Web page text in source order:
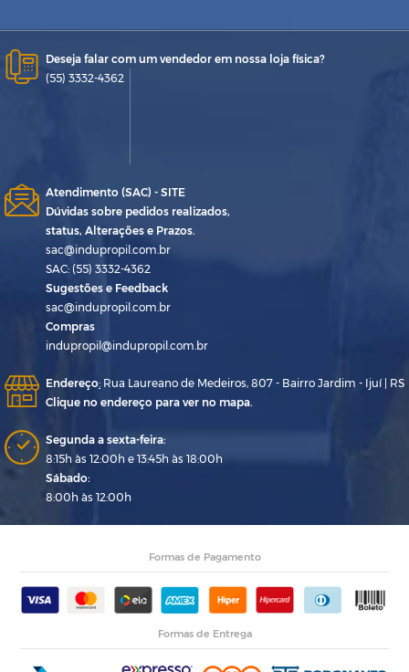
Deseja falar com um vendedor em nossa loja física?
(55) 3332-4362
Atendimento (SAC) - SITE
Dúvidas sobre pedidos realizados,
status, Alterações e Prazos.
sac@indupropil.com.br
SAC: (55) 3332-4362
Sugestões e Feedback
sac@indupropil.com.br
Compras
indupropil@indupropil.com.br
Endereço: Rua Laureano de Medeiros, 807 - Bairro Jardim - Ijuí | RS
Clique no endereço para ver no mapa.
Segunda a sexta-feira:
8:15h às 12:00h e 13:45h às 18:00h
Sábado:
8:00h às 12:00h
Formas de Pagamento
Formas de Entrega